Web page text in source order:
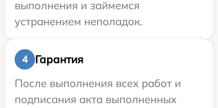
выполнения и займемся
устранением неполадок.
4
Гарантия
После выполнения всех работ и
подписания акта выполненных